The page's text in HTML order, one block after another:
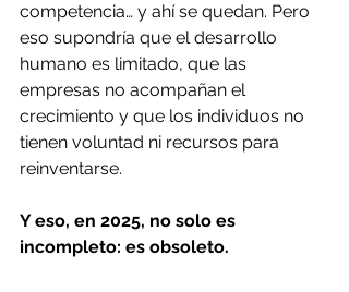
competencia… y ahí se quedan. Pero
eso supondría que el desarrollo
humano es limitado, que las
empresas no acompañan el
crecimiento y que los individuos no
tienen voluntad ni recursos para
reinventarse.
Y eso, en 2025, no solo es
incompleto: es obsoleto.